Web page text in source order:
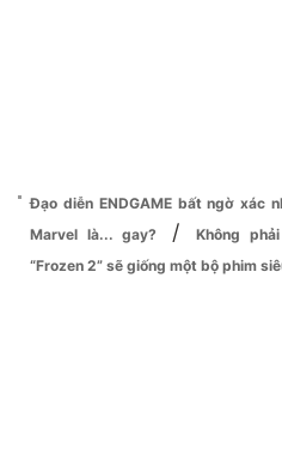
Đạo diễn ENDGAME bất ngờ xác
Marvel là... gay?
/
Không
“Frozen 2” sẽ giống một bộ phim